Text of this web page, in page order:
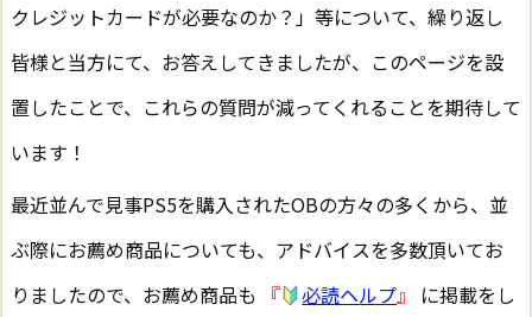
クレジットカードが必要なのか？」等について、繰り返し
皆様と当方にて、お答えしてきましたが、このページを設
置したことで、これらの質問が減ってくれることを期待して
います！
最近並んで見事PS5を購入されたOBの方々の多くから、並
ぶ際にお薦め商品についても、アドバイスを多数頂いてお
りましたので、お薦め商品も
『 必読ヘルプ』
に掲載をし